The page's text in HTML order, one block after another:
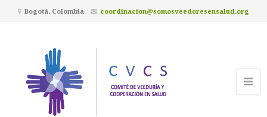
Bogotá, Colombia coordinacion@somosveedoresensalud.org